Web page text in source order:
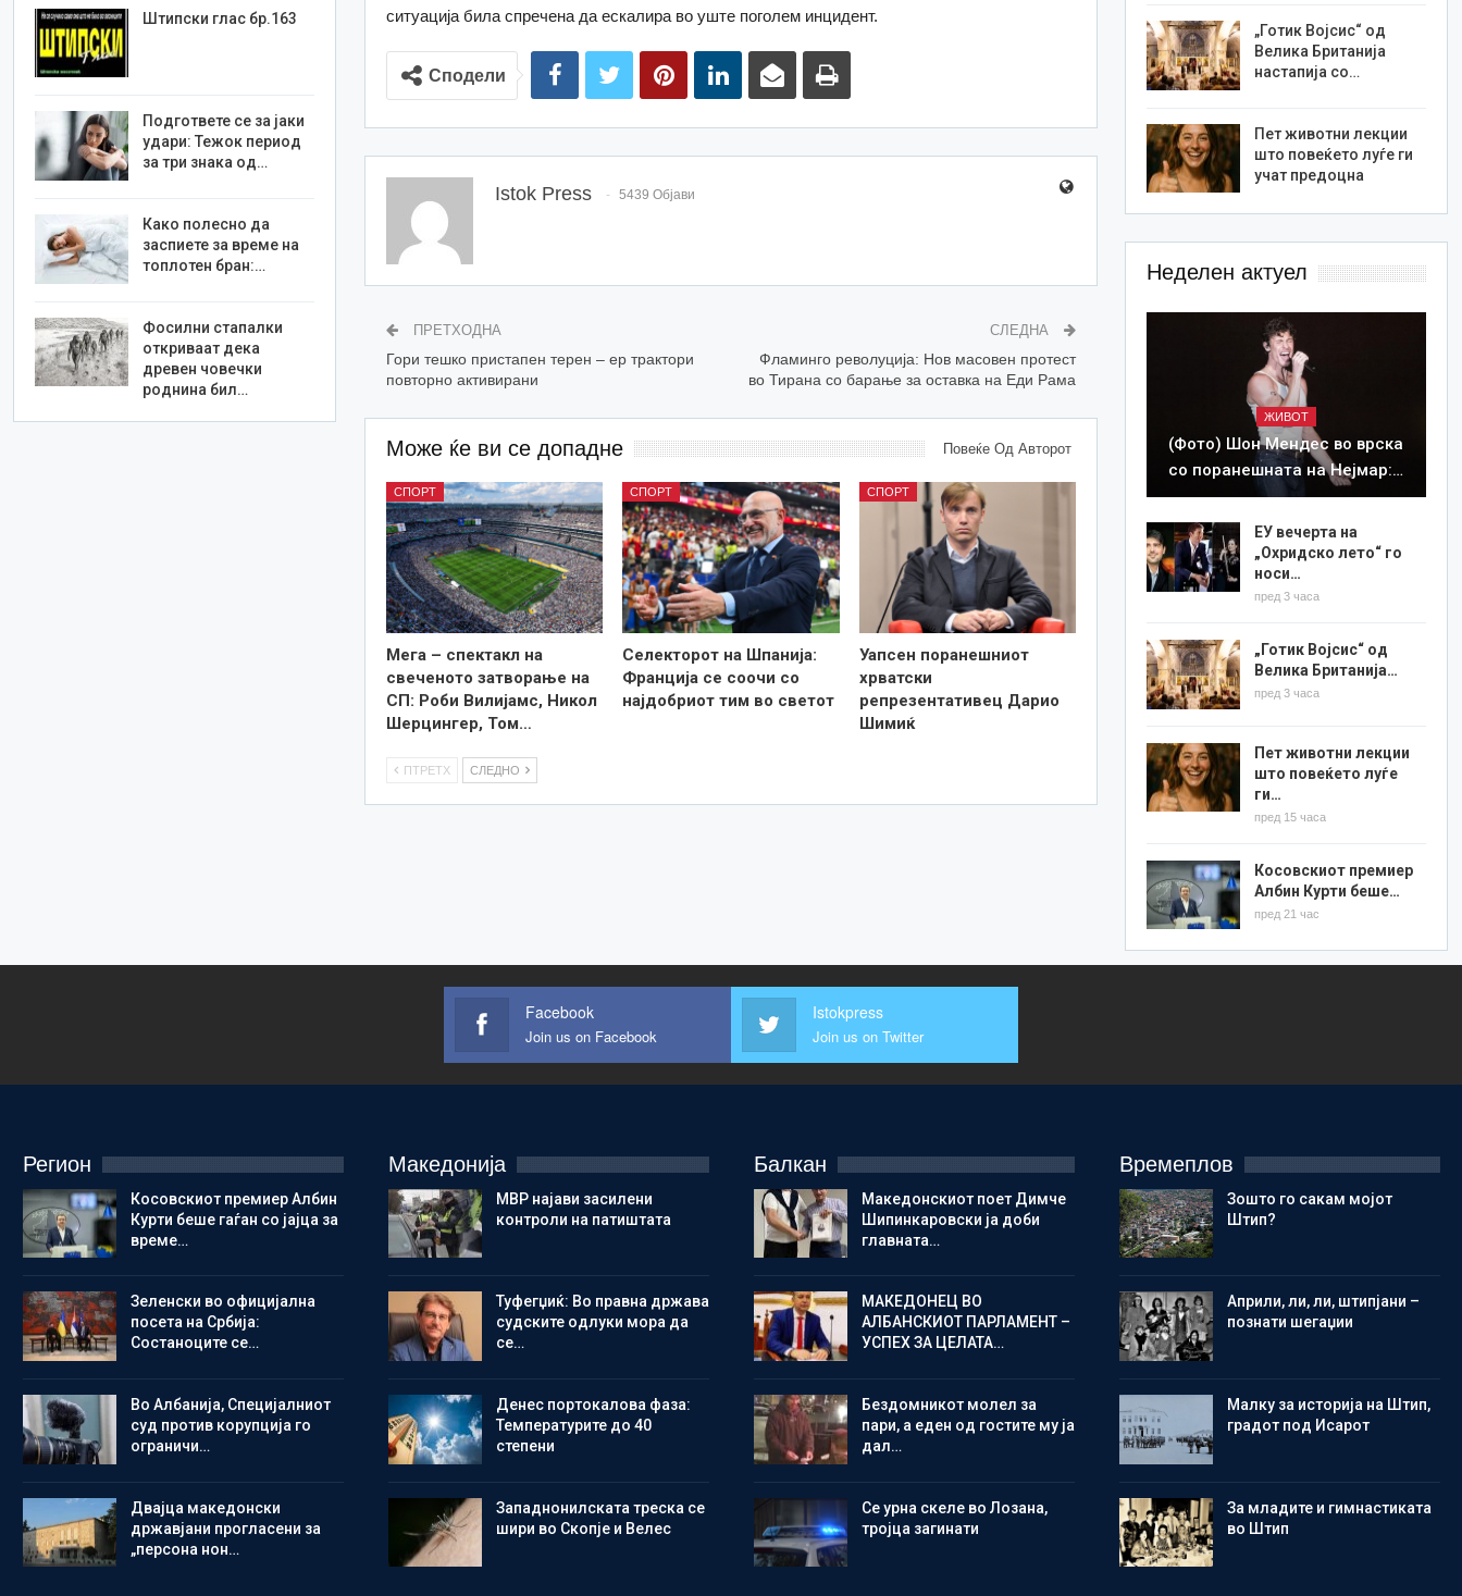
ситуација била спречена да ескалира во уште поголем инцидент.
Сподели
Istok Press 5439 Објави
ПРЕТХОДНА
Гори тешко пристапен терен – ер трактори
повторно активирани
СЛЕДНА
Фламинго револуција: Нов масовен протест
во Тирана со барање за оставка на Еди Рама
Може ќе ви се допадне Повеќе Од Авторот
СПОРТ
Мега – спектакл на
свеченото затворање на
СП: Роби Вилијамс, Никол
Шерцингер, Том…
СПОРТ
Селекторот на Шпанија:
Франција се соочи со
најдобриот тим во светот
СПОРТ
Уапсен поранешниот
хрватски
репрезентативец Дарио
Шимиќ
ПТРЕТХ СЛЕДНО
„Готик Војсис“ од
Велика Британија
настапија со…
Пет животни лекции
што повеќето луѓе ги
учат предоцна
Неделен актуел
ЖИВОТ
(Фото) Шон Мендес во врска
со поранешната на Нејмар:…
ЕУ вечерта на
„Охридско лето“ го
носи…
пред 3 часа
„Готик Војсис“ од
Велика Британија…
пред 3 часа
Пет животни лекции
што повеќето луѓе
ги…
пред 15 часа
Косовскиот премиер
Албин Курти беше…
пред 21 час
Штипски глас бр.163
Подгответе се за јаки
удари: Тежок период
за три знака од…
Како полесно да
заспиете за време на
топлотен бран:…
Фосилни стапалки
откриваат дека
древен човечки
роднина бил…
Facebook
Join us on Facebook
Istokpress
Join us on Twitter
Регион
Косовскиот премиер Албин
Курти беше гаѓан со јајца за
време…
Зеленски во официјална
посета на Србија:
Состаноците се…
Во Албанија, Специјалниот
суд против корупција го
ограничи…
Двајца македонски
државјани прогласени за
„персона нон…
Македонија
МВР најави засилени
контроли на патиштата
Туфегџиќ: Во правна држава
судските одлуки мора да
се…
Денес портокалова фаза:
Температурите до 40
степени
Западнонилската треска се
шири во Скопје и Велес
Балкан
Македонскиот поет Димче
Шипинкаровски ја доби
главната…
МАКЕДОНЕЦ ВО
АЛБАНСКИОТ ПАРЛАМЕНТ –
УСПЕХ ЗА ЦЕЛАТА…
Бездомникот молел за
пари, а еден од гостите му ја
дал…
Се урна скеле во Лозана,
тројца загинати
Времеплов
Зошто го сакам мојот
Штип?
Aприли, ли, ли, штипјани –
познати шегаџии
Малку за историја на Штип,
градот под Исарот
Зa младите и гимнастиката
во Штип